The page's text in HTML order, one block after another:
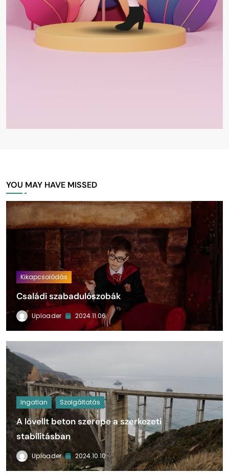
YOU MAY HAVE MISSED
Kikapcsolódás
Családi szabadulószobák
Uploader 2024.11.06.
Ingatlan Szolgáltatás
A lövellt beton szerepe a szerkezeti
stabilitásban
Uploader 2024.10.10.